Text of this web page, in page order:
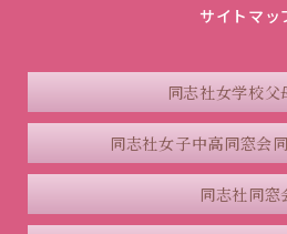
サイトマッ
同志社女学校父
同志社女子中高同窓会
同志社同窓